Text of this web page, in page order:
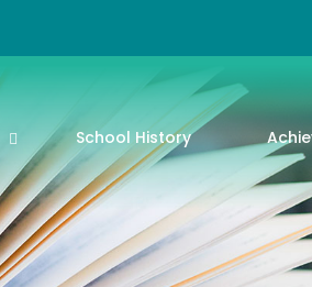
School History